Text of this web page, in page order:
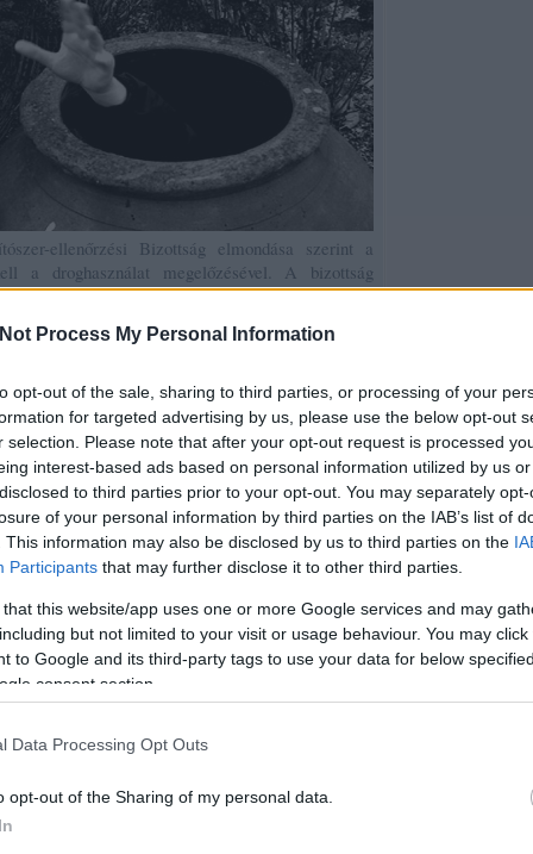
Process My Personal Information
opt-out of the sale, sharing to third parties, or processing of your
for targeted advertising by us, please use the below opt-out
selection. Please note that after your opt-out request is processed
interest-based ads based on personal information utilized by us
to third parties prior to your opt-out. You may separately
of your personal information by third parties on the IAB’s list of
This information may also be disclosed by us to third parties on the
Participants that may further disclose it to other third parties.
that this website/app uses one or more Google services and may
but not limited to your visit or usage behaviour. You may
to Google and its third-party tags to use your data for below
consent section.
Data Processing Opt Outs
opt-out of the Sharing of my personal data.
ellenőrzési Bizottság elmondása szerint a
a droghasználat megelőzésével. A bizottság
szerkezetét is. A jelentés első
akik vagy nem használnak drogokat, vagy
Ez az úgynevezett elsődleges megelőzés.
Az INCB elnöke, Sevil Atasoy
elmondta: " A droghasználat
megelőzése kulcsfontosságú a
kereslet csökkentésében. Az
elsődleges megelőzés magában
foglalja az intézkedéseket a
társadalom azon rétegeiben, akiket
nem jelentősen, vagy egyáltalán nem
érintenek a drogokkal kapcsolatos
ügyek." Fontos lenne, hogy a
társadalom közös figyelemre méltassa
a droghasználat megelőzését. Még a
korai, egyszeri droghasználat is súlyos
következményekkel (véletlen
letartóztatással) járhat.
A jelentés arra kéri egyrészt a